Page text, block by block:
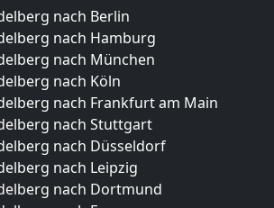
nach Berlin
nach Hamburg
nach München
nach Köln
nach Frankfurt am Main
nach Stuttgart
nach Düsseldorf
nach Leipzig
nach Dortmund